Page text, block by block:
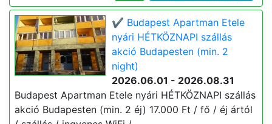
✔️ Budapest Apartman Etele
nyári HÉTKÖZNAPI szállás
akció Budapesten (min. 2
night)
2026.06.01 - 2026.08.31
Budapest Apartman Etele nyári HÉTKÖZNAPI szállás
akció Budapesten (min. 2 éj) 17.000 Ft / fő / éj ártól